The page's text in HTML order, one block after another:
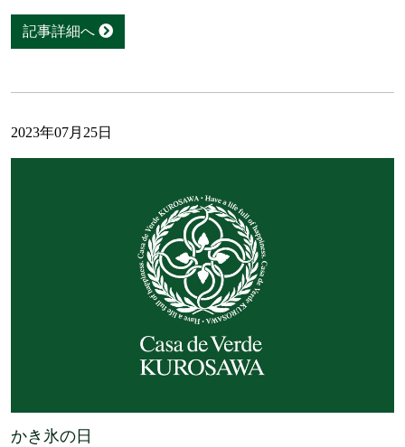
記事詳細へ
2023年07月25日
かき氷の日